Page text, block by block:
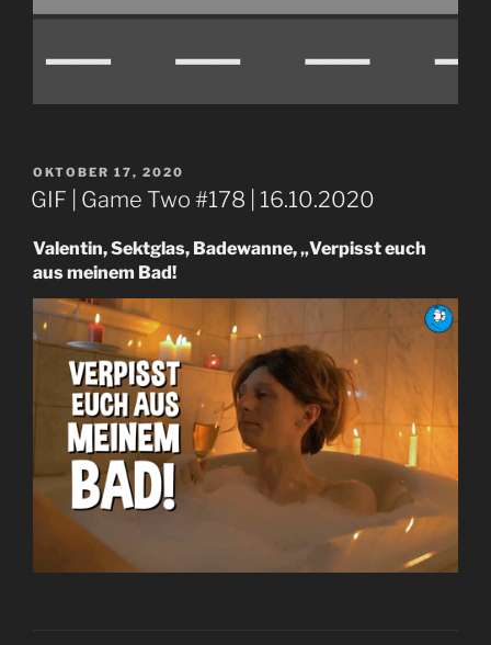
VERÖFFENTLICHT
AM
OKTOBER 17, 2020
GIF | Game Two #178 | 16.10.2020
Valentin, Sektglas, Badewanne, „Verpisst euch
aus meinem Bad!